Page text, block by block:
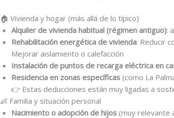
🏠 Vivienda y hogar (más allá de lo típico)
Alquiler de vivienda habitual (régimen antiguo):
Rehabilitación energética de vivienda: Reducir
Mejorar aislamiento o calefacción
Instalación de puntos de recarga eléctrica en
Residencia en zonas específicas(como La
👉 Estas deducciones están muy ligadas a
👶 Familia y situación personal
Nacimiento o adopción de hijos(muy relevante